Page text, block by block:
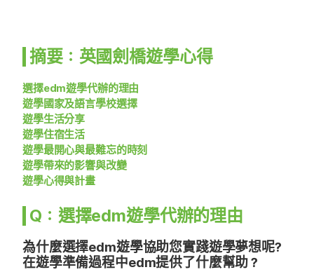
摘要：英國劍橋遊學心得
選擇edm遊學代辦的理由
遊學國家及語言學校選擇
遊學生活分享
遊學住宿生活
遊學最開心與最難忘的時刻
遊學帶來的影響與改變
遊學心得與計畫
Q：選擇edm遊學代辦的理由
為什麼選擇edm遊學協助您實踐遊學夢想呢?
在遊學準備過程中edm提供了什麼幫助？